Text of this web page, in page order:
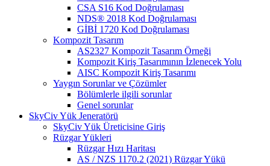
CSA S16 Kod Doğrulaması
NDS® 2018 Kod Doğrulaması
GİBİ 1720 Kod Doğrulaması
Kompozit Tasarım
AS2327 Kompozit Tasarım Örneği
Kompozit Kiriş Tasarımının İzlenecek Yolu
AISC Kompozit Kiriş Tasarımı
Yaygın Sorunlar ve Çözümler
Bölümlerle ilgili sorunlar
Genel sorunlar
SkyCiv Yük Jeneratörü
SkyCiv Yük Üreticisine Giriş
Rüzgar Yükleri
Rüzgar Hızı Haritası
AS / NZS 1170.2 (2021) Rüzgar Yükü